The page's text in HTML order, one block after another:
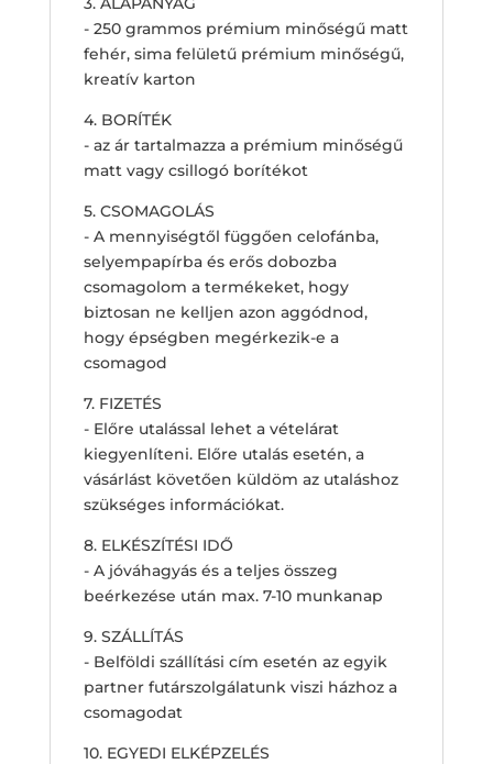
- 250 grammos prémium minőségű matt
fehér, sima felületű prémium minőségű,
kreatív karton
4. BORÍTÉK
- az ár tartalmazza a prémium minőségű
matt vagy csillogó borítékot
5. CSOMAGOLÁS
- A mennyiségtől függően celofánba,
selyempapírba és erős dobozba
csomagolom a termékeket, hogy
biztosan ne kelljen azon aggódnod,
hogy épségben megérkezik-e a
csomagod
7. FIZETÉS
- Előre utalással lehet a vételárat
kiegyenlíteni. Előre utalás esetén, a
vásárlást követően küldöm az utaláshoz
szükséges információkat.
8. ELKÉSZÍTÉSI IDŐ
- A jóváhagyás és a teljes összeg
beérkezése után max. 7-10 munkanap
9. SZÁLLÍTÁS
- Belföldi szállítási cím esetén az egyik
partner futárszolgálatunk viszi házhoz a
csomagodat
10. EGYEDI ELKÉPZELÉS